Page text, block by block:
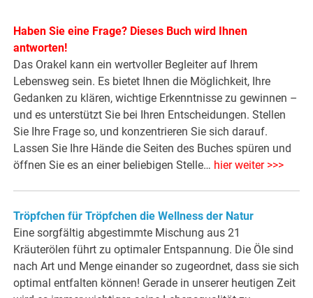
Haben Sie eine Frage? Dieses Buch wird Ihnen
antworten!
Das Orakel kann ein wertvoller Begleiter auf Ihrem
Lebensweg sein. Es bietet Ihnen die Möglichkeit, Ihre
Gedanken zu klären, wichtige Erkenntnisse zu gewinnen –
und es unterstützt Sie bei Ihren Entscheidungen. Stellen
Sie Ihre Frage so, und konzentrieren Sie sich darauf.
Lassen Sie Ihre Hände die Seiten des Buches spüren und
öffnen Sie es an einer beliebigen Stelle… hier weiter >>>
Tröpfchen für Tröpfchen die Wellness der Natur
Eine sorgfältig abgestimmte Mischung aus 21
Kräuterölen führt zu optimaler Entspannung. Die Öle sind
nach Art und Menge einander so zugeordnet, dass sie sich
optimal entfalten können! Gerade in unserer heutigen Zeit